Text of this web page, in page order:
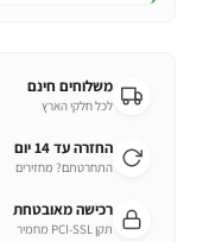
משלוחים חינם
לכל חלקי הארץ
החזרה עד 14 יום
התחרטתם? מחזירים
רכישה מאובטחת
תקן PCI-SSL מחמיר